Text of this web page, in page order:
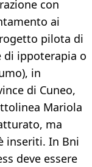
con
ai
pilota di
ippoterapia o
in
di Cuneo,
Mariola
ma
inseriti. In Bni
deve essere